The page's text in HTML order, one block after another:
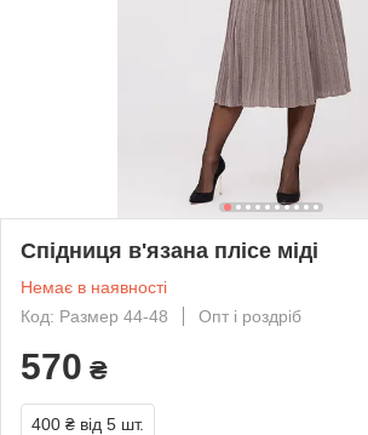
Спідниця в'язана плісе міді
Немає в наявності
Код: Размер 44-48
Опт і роздріб
570 ₴
400 ₴ від 5 шт.